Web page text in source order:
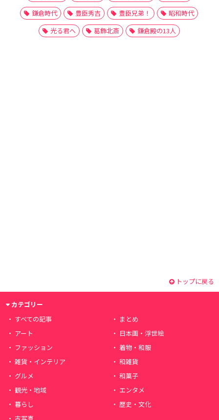
鎌倉時代
豊臣秀吉 豊臣兄弟！
昭和時代
光る君へ
葛飾北斎 鎌倉殿の13人
トップに戻る
カテゴリー
すべての記事
まとめ
アート
日本画・浮世絵
ファッション
着物・和服
雑貨・インテリア
和雑貨
グルメ
和菓子
観光・地域
エンタメ
暮らし
歴史・文化